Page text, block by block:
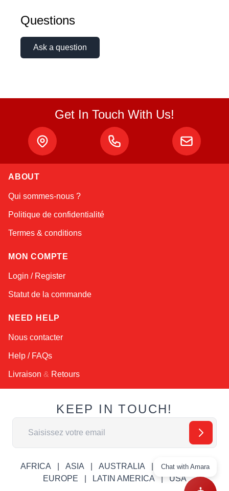
Questions
Ask a question
Get In Touch With Us!
ABOUT
Qui sommes-nous ?
Politique de confidentialité
Termes & conditions
MON COMPTE
Login / Register
Statut de la commande
NEED HELP
Nous contacter
Help / FAQs
Livraison & Retours
KEEP IN TOUCH!
Adresse email
AFRICA ASIA AUSTRALIA
CANADA
EUROPE
LATIN AMERICA USA
Chat with Amara